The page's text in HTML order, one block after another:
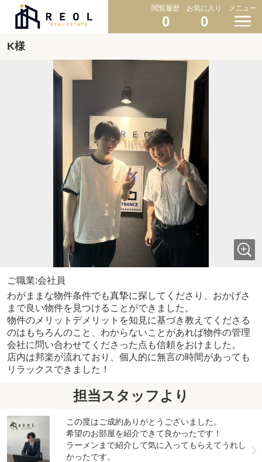
閲覧履歴
0
お気に入り
0
メニュー
K様
ご職業:会社員
わがままな物件条件でも真摯に探してくださり、おかげさ
まで良い物件を見つけることができました。
物件のメリットデメリットを知見に基づき教えてくださる
のはもちろんのこと、わからないことがあれば物件の管理
会社に問い合わせてくださった点も信頼をおけました。
店内は邦楽が流れており、個人的に無言の時間があっても
リラックスできました！
担当スタッフより
この度はご成約ありがとうございました。
希望のお部屋を紹介できて良かったです！
ラーメンまで紹介して気に入ってもらえてうれし
かったです。